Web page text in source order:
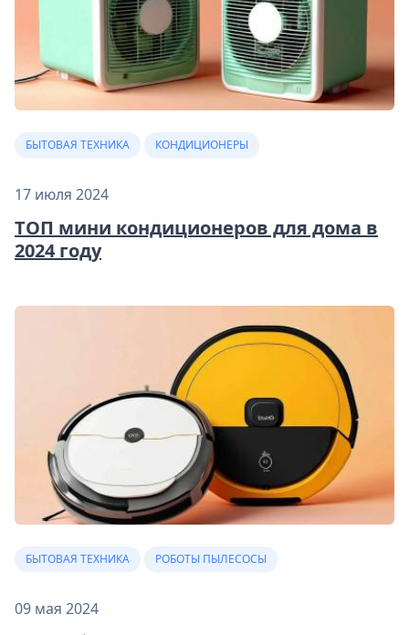
БЫТОВАЯ ТЕХНИКА КОНДИЦИОНЕРЫ
17 июля 2024
ТОП мини кондиционеров для дома в
2024 году
БЫТОВАЯ ТЕХНИКА РОБОТЫ ПЫЛЕСОСЫ
09 мая 2024